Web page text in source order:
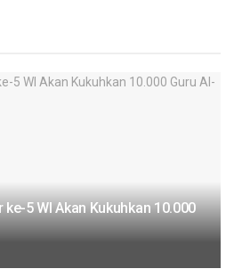
5 WI Akan Kukuhkan 10.000